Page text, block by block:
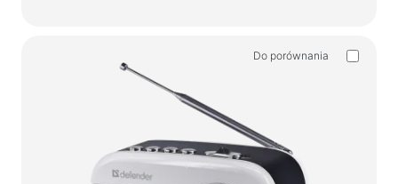
Automatyczne regulatory napięcia
Zasilacze samochodowe
Do porównania